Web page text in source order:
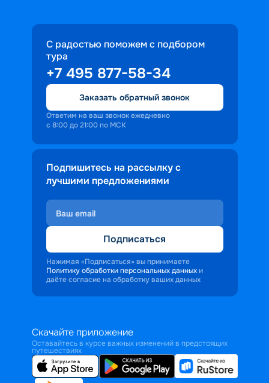
С радостью поможем с подбором
тура
+7 495 877-58-34
Заказать обратный звонок
Ответим на ваш звонок ежедневно
с 8:00 до 21:00 по МСК
Подпишитесь на рассылку с
лучшими предложениями
Подписаться
Нажимая «Подписаться» вы принимаете
Политику обработки персональных данных и
даёте согласие на обработку ваших данных
Скачайте приложение
Оставайтесь в курсе важных изменений в предстоящих
путешествиях